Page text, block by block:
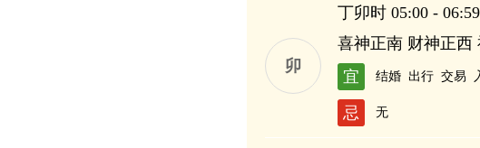
卯
丁卯时 05:00 -
喜神正南 财神正西
宜
结婚 出行 交易
忌 无